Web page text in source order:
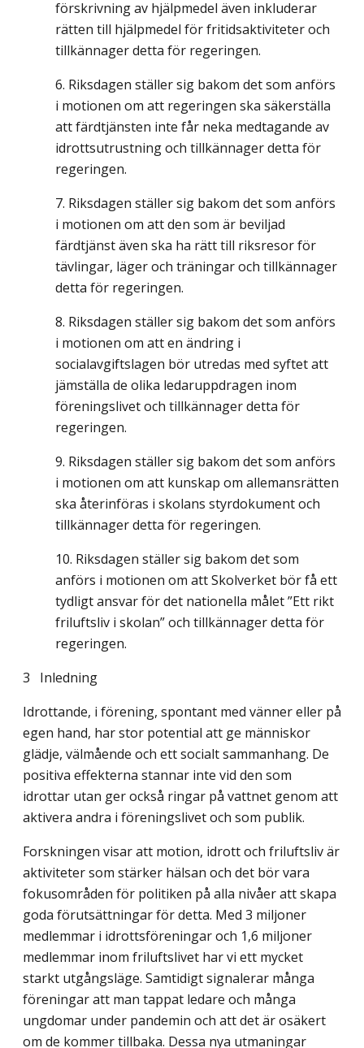
förskrivning av hjälpmedel även inkluderar
rätten till hjälpmedel för fritidsaktiviteter och
tillkännager detta för regeringen.
Riksdagen ställer sig bakom det som anförs
i motionen om att regeringen ska säkerställa
att färdtjänsten inte får neka medtagande av
idrottsutrustning och tillkännager detta för
regeringen.
Riksdagen ställer sig bakom det som anförs
i motionen om att den som är beviljad
färdtjänst även ska ha rätt till riksresor för
tävlingar, läger och träningar och tillkännager
detta för regeringen.
Riksdagen ställer sig bakom det som anförs
i motionen om att en ändring i
socialavgiftslagen bör utredas med syftet att
jämställa de olika ledaruppdragen inom
föreningslivet och tillkännager detta för
regeringen.
Riksdagen ställer sig bakom det som anförs
i motionen om att kunskap om allemansrätten
ska återinföras i skolans styrdokument och
tillkännager detta för regeringen.
Riksdagen ställer sig bakom det som
anförs i motionen om att Skolverket bör få ett
tydligt ansvar för det nationella målet ”Ett rikt
friluftsliv i skolan” och tillkännager detta för
regeringen.
3 Inledning
Idrottande, i förening, spontant med vänner eller på
egen hand, har stor potential att ge människor
glädje, välmående och ett socialt sammanhang. De
positiva effekterna stannar inte vid den som
idrottar utan ger också ringar på vattnet genom att
aktivera andra i föreningslivet och som publik.
Forskningen visar att motion, idrott och friluftsliv är
aktiviteter som stärker hälsan och det bör vara
fokusområden för politiken på alla nivåer att skapa
goda förutsättningar för detta. Med 3 miljoner
medlemmar i idrottsföreningar och 1,6 miljoner
medlemmar inom friluftslivet har vi ett mycket
starkt utgångsläge. Samtidigt signalerar många
föreningar att man tappat ledare och många
ungdomar under pandemin och att det är osäkert
om de kommer tillbaka. Dessa nya utmaningar